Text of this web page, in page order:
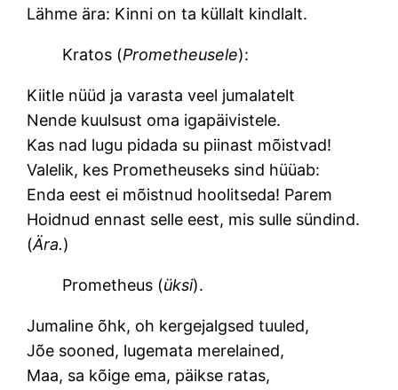
Lähme ära: Kinni on ta küllalt kindlalt.
Kratos (Prometheusele):
Kiitle nüüd ja varasta veel jumalatelt
Nende kuulsust oma igapäivistele.
Kas nad lugu pidada su piinast mõistvad!
Valelik, kes Prometheuseks sind hüüab:
Enda eest ei mõistnud hoolitseda! Parem
Hoidnud ennast selle eest, mis sulle sündind.
(Ära.)
Prometheus (üksi).
Jumaline õhk, oh kergejalgsed tuuled,
Jõe sooned, lugemata merelained,
Maa, sa kõige ema, päikse ratas,